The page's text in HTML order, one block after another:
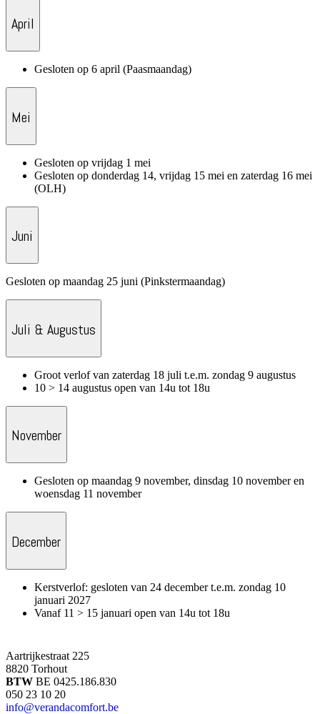
April
Gesloten op 6 april (Paasmaandag)
Mei
Gesloten op vrijdag 1 mei
Gesloten op donderdag 14, vrijdag 15 mei en zaterdag 16 mei
(OLH)
Juni
Gesloten op maandag 25 juni (Pinkstermaandag)
Juli & Augustus
Groot verlof van zaterdag 18 juli t.e.m. zondag 9 augustus
10 > 14 augustus open van 14u tot 18u
November
Gesloten op maandag 9 november, dinsdag 10 november en
woensdag 11 november
December
Kerstverlof: gesloten van 24 december t.e.m. zondag 10
januari 2027
Vanaf 11 > 15 januari open van 14u tot 18u
Aartrijkestraat 225
8820 Torhout
BTW BE 0425.186.830
050 23 10 20
info@verandacomfort.be